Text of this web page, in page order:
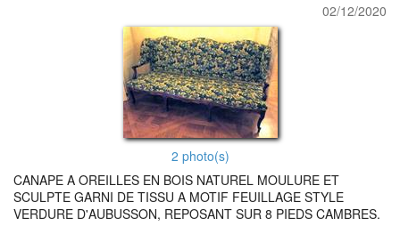
02/12/2020
2 photo(s)
CANAPE A OREILLES EN BOIS NATUREL MOULURE ET
SCULPTE GARNI DE TISSU A MOTIF FEUILLAGE STYLE
VERDURE D'AUBUSSON, REPOSANT SUR 8 PIEDS CAMBRES.